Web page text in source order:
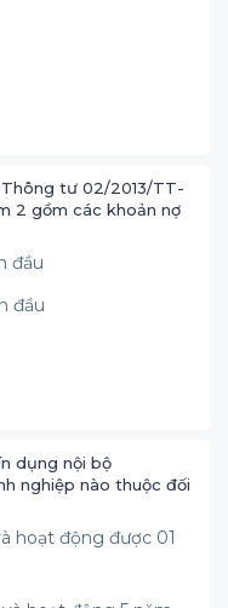
tư 02/2013/TT-
2 gồm các khoản nợ
đầu
đầu
dụng nội bộ
nghiệp nào thuộc đối
hoạt động được 01